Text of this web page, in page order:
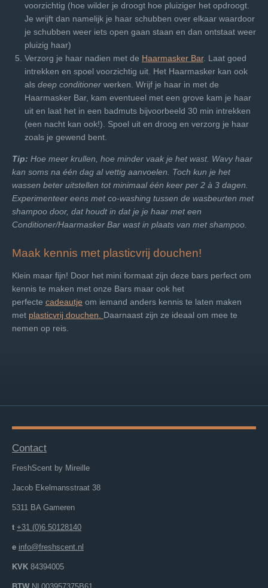
voorzichtig (hoe wilder je droogt hoe pluiziger het opdroogt.
Je wrijft dan namelijk je haar schubben over elkaar waardoor
je schubben weer iets open gaan staan en dan ontstaat weer
pluizig haar)
Verzorg je haar nadien met de Haarmasker Bar. Laat goed
intrekken en spoel voorzichtig uit. Het Haarmasker kan ook
als deep conditioner werken. Wrijf je haar in met de
Haarmasker Bar, kam eventueel met een grove kam je haar
uit en laat het in een badmuts bijvoorbeeld 30 min intrekken
(een nacht kan ook!). Spoel uit en droog en verzorg je haar
zoals je gewend bent.
Tip: Hoe meer krullen, hoe minder vaak je het wast. Wavy haar
kan soms na één dag al vettig aanvoelen. Toch kun je het
wassen beter uitstellen tot minimaal één keer per 2 à 3 dagen.
Experimenteer eens met co-washing tussen de wasbeurten met
shampoo door, dat houdt in dat je je haar met een
Conditioner/Haarmasker Bar wast in plaats van met shampoo.
Maak kennis met plasticvrij douchen!
Klein maar fijn! Door het mini formaat zijn deze bars perfect om
kennis te maken met onze Bars maar ook het
perfecte cadeautje om iemand anders kennis te laten maken
met plasticvrij douchen. Daarnaast zijn ze ideaal om mee te
nemen op reis.
Contact
FreshScent by Mireille
Jacob Ekelmansstraat 38
5311 BA Gameren
t +31 (0)6 50128140
e info@freshscent.nl
KVK 84394005